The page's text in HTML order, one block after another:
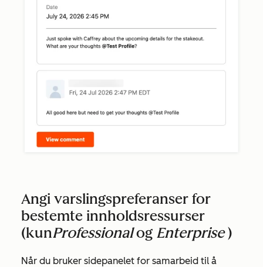
Angi varslingspreferanser for
bestemte innholdsressurser
(kunProfessionalog Enterprise)
Når du bruker sidepanelet for samarbeid til å